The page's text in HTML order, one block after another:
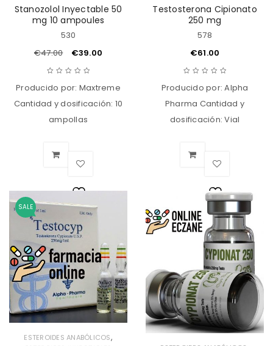
Stanozolol Inyectable 50
mg 10 ampoules
530
€47.00 €39.00
Producido por: Maxtreme
Cantidad y dosificación: 10
ampollas
Lista
de
deseos
Testosterona Cipionato
250 mg
578
€61.00
Producido por: Alpha
Pharma Cantidad y
dosificación: Vial
Lista
de
deseos
SALE
ESTEROIDES ANABÓLICOS,